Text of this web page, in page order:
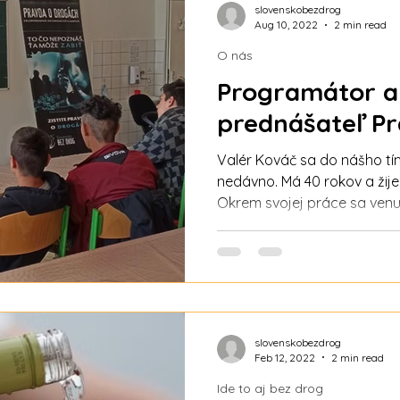
pôsobiť v Prešovskom kraji.
na jeho prednáškach sa
pozitívnej energie 🙂.
Programátor
prednášateľ
Valér Kováč sa do nášho
nedávno. Má 40 rokov a
Okrem svojej práce sa
okrem iného napríklad aj
prednášaš PRAVDU O DROGÁCH? Zhruba
si sa dostal do tímu? Čo ťa
predsedom združenia
Bučkom , ktorý
O nás
slovenskobezdrog
Aug 10, 2022
2 min read
Ide to aj bez drog
slovenskobezdrog
Feb 12, 2022
2 min read